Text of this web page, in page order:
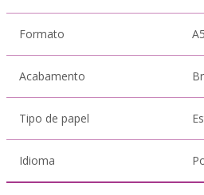
Formato
Acabamento
Tipo de papel
Idioma